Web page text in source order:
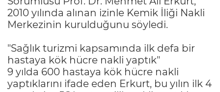
2010 yılında alınan izinle Kemik İliği Nakli
Merkezinin kurulduğunu söyledi.
"Sağlık turizmi kapsamında ilk defa bir
hastaya kök hücre nakli yaptık"
9 yılda 600 hastaya kök hücre nakli
yaptıklarını ifade eden Erkurt, bu yılın ilk 4